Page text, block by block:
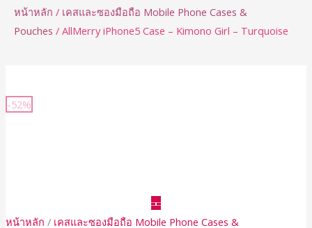
หน้าหลัก / เคสและซองมือถือ Mobile Phone Cases &
Pouches / AllMerry iPhone5 Case – Kimono Girl – Turquoise
-52%
หน้าหลัก / เคสและซองมือถือ Mobile Phone Cases &
Turquoise